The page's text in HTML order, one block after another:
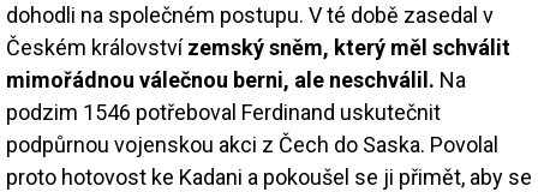
dohodli na společném postupu. V té době zasedal v
Českém královstvízemský sněm, který měl schválit
mimořádnou válečnou berni, ale neschválil. Na
podzim 1546 potřeboval Ferdinand uskutečnit
podpůrnou vojenskou akci z Čech do Saska. Povolal
proto hotovost ke Kadani a pokoušel se ji přimět, aby se